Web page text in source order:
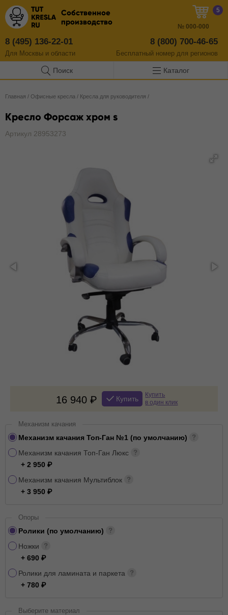
Собственное
производство
8 (495) 136-22-01
Для Москвы и области
8 (800) 700-46-65
Бесплатный номер для регионов
5
№ 000-000
Поиск Каталог
Главная / Офисные кресла / Кресла для руководителя /
Кресло Форсаж хром s
Артикул 28953273
16 940 Купить
Купить
в один клик
Механизм качания
Механизм качания Топ-Ган №1 (по умолчанию)
Механизм качания Топ-Ган Люкс
+ 2 950
Механизм качания Мультиблок
+ 3 950
Опоры
Ролики (по умолчанию)
Ножки
+ 690
Ролики для ламината и паркета
+ 780
Выберите материал